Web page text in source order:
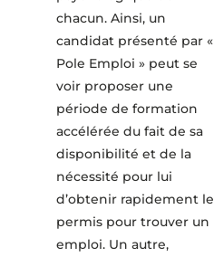
chacun. Ainsi, un
candidat présenté par «
Pole Emploi » peut se
voir proposer une
période de formation
accélérée du fait de sa
disponibilité et de la
nécessité pour lui
d’obtenir rapidement le
permis pour trouver un
emploi. Un autre,